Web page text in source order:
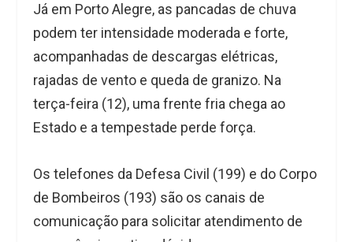
Já em Porto Alegre, as pancadas de chuva
podem ter intensidade moderada e forte,
acompanhadas de descargas elétricas,
rajadas de vento e queda de granizo. Na
terça-feira (12), uma frente fria chega ao
Estado e a tempestade perde força.
Os telefones da Defesa Civil (199) e do Corpo
de Bombeiros (193) são os canais de
comunicação para solicitar atendimento de